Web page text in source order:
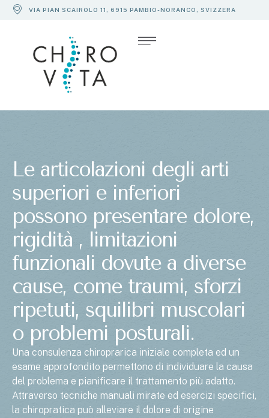
VIA PIAN SCAIROLO 11, 6915 PAMBIO-NORANCO, SVIZZERA
Le articolazioni degli arti
superiori e inferiori
possono presentare dolore,
rigidità , limitazioni
funzionali dovute a diverse
cause, come traumi, sforzi
ripetuti, squilibri muscolari
o problemi posturali.
Una consulenza chiroprarica iniziale completa ed un
esame approfondito permettono di individuare la causa
del problema e pianificare il trattamento più adatto.
Attraverso tecniche manuali mirate ed esercizi specifici,
la chiropratica può alleviare il dolore di origine